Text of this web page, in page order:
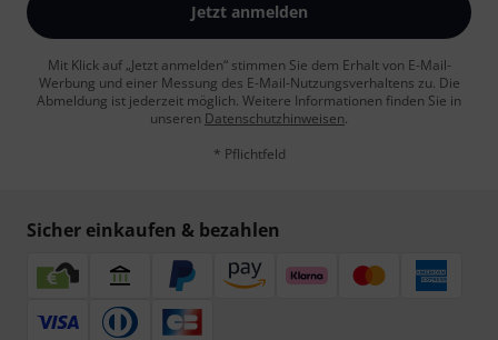
Jetzt anmelden
Mit Klick auf „Jetzt anmelden“ stimmen Sie dem Erhalt von E-Mail-
Werbung und einer Messung des E-Mail-Nutzungsverhaltens zu. Die
Abmeldung ist jederzeit möglich. Weitere Informationen finden Sie in
unseren Datenschutzhinweisen.
* Pflichtfeld
Sicher einkaufen & bezahlen